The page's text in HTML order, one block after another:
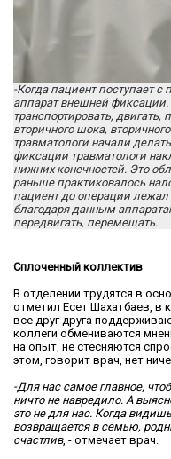
-Когда пациент поступает с
аппарат внешней
транспортировать, двигать,
вторичного шока,
травматологи начали
фиксации травматологи
нижних конечностей. Это
раньше практиковалось
пациент до операции лежал
благодаря данным
передвигать, перемещать.
Сплоченный коллектив
В отделении трудятся в
отметил Есет Шахатбаев, в
все друг друга
коллеги обмениваются
на опыт, не стесняются
этом, говорит врач, нет
-Для нас самое главное,
ничто не навредило. А
это не для нас. Когда
возвращается в семью,
счастлив, - отмечает врач.